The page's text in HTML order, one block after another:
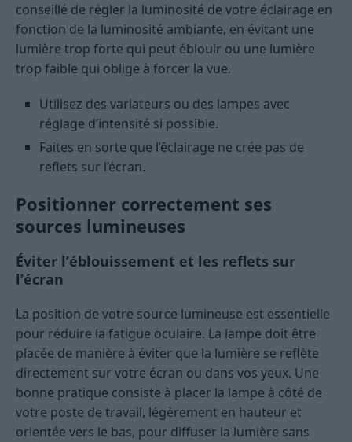
conseillé de régler la luminosité de votre éclairage en
fonction de la luminosité ambiante, en évitant une
lumière trop forte qui peut éblouir ou une lumière
trop faible qui oblige à forcer la vue.
Utilisez des variateurs ou des lampes avec
réglage d’intensité si possible.
Faites en sorte que l’éclairage ne crée pas de
reflets sur l’écran.
Positionner correctement ses
sources lumineuses
Éviter l’éblouissement et les reflets sur
l’écran
La position de votre source lumineuse est essentielle
pour réduire la fatigue oculaire. La lampe doit être
placée de manière à éviter que la lumière se reflète
directement sur votre écran ou dans vos yeux. Une
bonne pratique consiste à placer la lampe à côté de
votre poste de travail, légèrement en hauteur et
orientée vers le bas, pour diffuser la lumière sans